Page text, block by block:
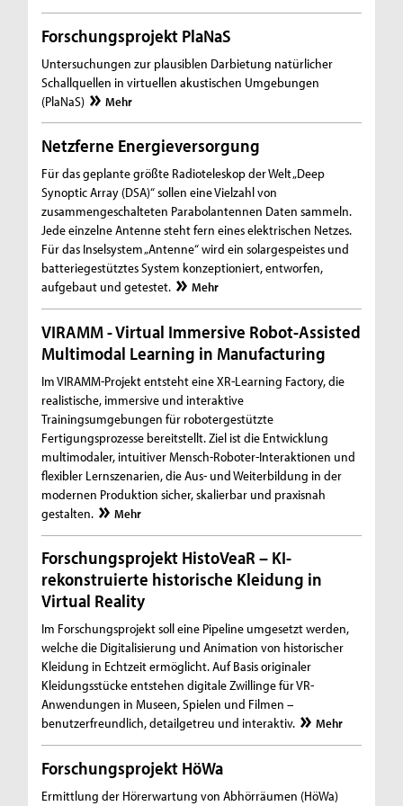
Forschungsprojekt PlaNaS
Untersuchungen zur plausiblen Darbietung natürlicher
Schallquellen in virtuellen akustischen Umgebungen
(PlaNaS)
Mehr
Netzferne Energieversorgung
Für das geplante größte Radioteleskop der Welt „Deep
Synoptic Array (DSA)“ sollen eine Vielzahl von
zusammengeschalteten Parabolantennen Daten sammeln.
Jede einzelne Antenne steht fern eines elektrischen Netzes.
Für das Inselsystem „Antenne“ wird ein solargespeistes und
batteriegestütztes System konzeptioniert, entworfen,
aufgebaut und getestet.
Mehr
VIRAMM - Virtual Immersive Robot-Assisted
Multimodal Learning in Manufacturing
Im VIRAMM-Projekt entsteht eine XR-Learning Factory, die
realistische, immersive und interaktive
Trainingsumgebungen für robotergestützte
Fertigungsprozesse bereitstellt. Ziel ist die Entwicklung
multimodaler, intuitiver Mensch-Roboter-Interaktionen und
flexibler Lernszenarien, die Aus- und Weiterbildung in der
modernen Produktion sicher, skalierbar und praxisnah
gestalten.
Mehr
Forschungsprojekt HistoVeaR – KI-
rekonstruierte historische Kleidung in
Virtual Reality
Im Forschungsprojekt soll eine Pipeline umgesetzt werden,
welche die Digitalisierung und Animation von historischer
Kleidung in Echtzeit ermöglicht. Auf Basis originaler
Kleidungsstücke entstehen digitale Zwillinge für VR-
Anwendungen in Museen, Spielen und Filmen –
benutzerfreundlich, detailgetreu und interaktiv.
Mehr
Forschungsprojekt HöWa
Ermittlung der Hörerwartung von Abhörräumen (HöWa)